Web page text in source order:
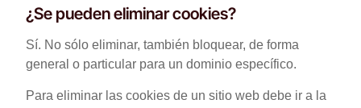
¿Se pueden eliminar cookies?
Sí. No sólo eliminar, también bloquear, de forma
general o particular para un dominio específico.
Para eliminar las cookies de un sitio web debe ir a la